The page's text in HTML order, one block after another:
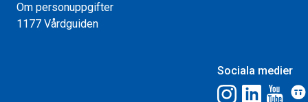
Om personuppgifter
1177 Vårdguiden
Sociala medier